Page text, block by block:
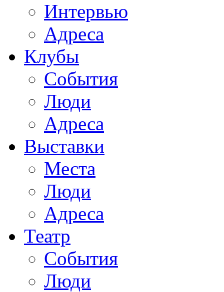
Интервью
Адреса
Клубы
События
Люди
Адреса
Выставки
Места
Люди
Адреса
Театр
События
Люди